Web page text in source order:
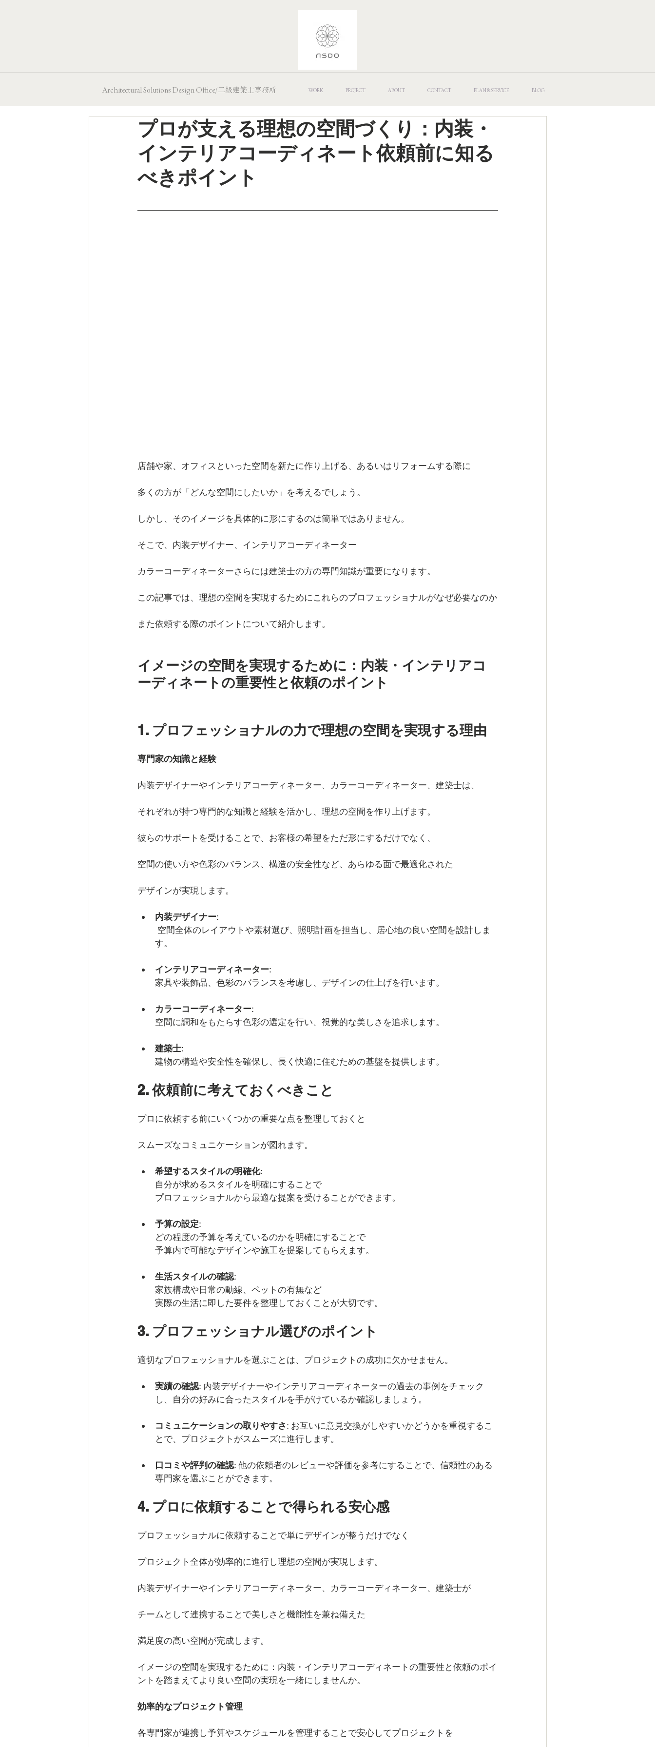
Architectural Solutions Design Office/二級建築士事務所 WORK PROJECT ABOUT CONTACT PLAN&SERVICE BLOG
プロが支える理想の空間づくり：内装・
インテリアコーディネート依頼前に知る
べきポイント
店舗や家、オフィスといった空間を新たに作り上げる、あるいはリフォームする際に
多くの方が「どんな空間にしたいか」を考えるでしょう。
しかし、そのイメージを具体的に形にするのは簡単ではありません。
そこで、内装デザイナー、インテリアコーディネーター
カラーコーディネーターさらには建築士の方の専門知識が重要になります。
この記事では、理想の空間を実現するためにこれらのプロフェッショナルがなぜ必要なのか
また依頼する際のポイントについて紹介します。
イメージの空間を実現するために：内装・インテリアコ
ーディネートの重要性と依頼のポイント
1. プロフェッショナルの力で理想の空間を実現する理由
専門家の知識と経験
内装デザイナーやインテリアコーディネーター、カラーコーディネーター、建築士は、
それぞれが持つ専門的な知識と経験を活かし、理想の空間を作り上げます。
彼らのサポートを受けることで、お客様の希望をただ形にするだけでなく、
空間の使い方や色彩のバランス、構造の安全性など、あらゆる面で最適化された
デザインが実現します。
内装デザイナー:
す。
インテリアコーディネーター:
家具や装飾品、色彩のバランスを考慮し、デザインの仕上げを行います。
カラーコーディネーター:
空間に調和をもたらす色彩の選定を行い、視覚的な美しさを追求します。
建築士:
建物の構造や安全性を確保し、長く快適に住むための基盤を提供します。
2. 依頼前に考えておくべきこと
プロに依頼する前にいくつかの重要な点を整理しておくと
スムーズなコミュニケーションが図れます。
希望するスタイルの明確化:
自分が求めるスタイルを明確にすることで
プロフェッショナルから最適な提案を受けることができます。
予算の設定:
どの程度の予算を考えているのかを明確にすることで
予算内で可能なデザインや施工を提案してもらえます。
生活スタイルの確認:
家族構成や日常の動線、ペットの有無など
実際の生活に即した要件を整理しておくことが大切です。
3. プロフェッショナル選びのポイント
適切なプロフェッショナルを選ぶことは、プロジェクトの成功に欠かせません。
実績の確認: 内装デザイナーやインテリアコーディネーターの過去の事例をチェック
し、自分の好みに合ったスタイルを手がけているか確認しましょう。
コミュニケーションの取りやすさ: お互いに意見交換がしやすいかどうかを重視するこ
とで、プロジェクトがスムーズに進行します。
口コミや評判の確認: 他の依頼者のレビューや評価を参考にすることで、信頼性のある
専門家を選ぶことができます。
4. プロに依頼することで得られる安心感
プロフェッショナルに依頼することで単にデザインが整うだけでなく
プロジェクト全体が効率的に進行し理想の空間が実現します。
内装デザイナーやインテリアコーディネーター、カラーコーディネーター、建築士が
チームとして連携することで美しさと機能性を兼ね備えた
満足度の高い空間が完成します。
イメージの空間を実現するために：内装・インテリアコーディネートの重要性と依頼のポイ
ントを踏まえてより良い空間の実現を一緒にしませんか。
効率的なプロジェクト管理
各専門家が連携し予算やスケジュールを管理することで安心してプロジェクトを